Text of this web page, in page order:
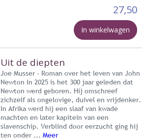
27,50
In winkelwagen
Uit de diepten
Joe Musser - Roman over het leven van John
Newton In 2025 is het 300 jaar geleden dat
Newton werd geboren. Hij omschreef
zichzelf als ongelovige, duivel en vrijdenker.
In Afrika werd hij een slaaf van kwade
machten en later kapitein van een
slavenschip. Verblind door eerzucht ging hij
ten onder ... Meer